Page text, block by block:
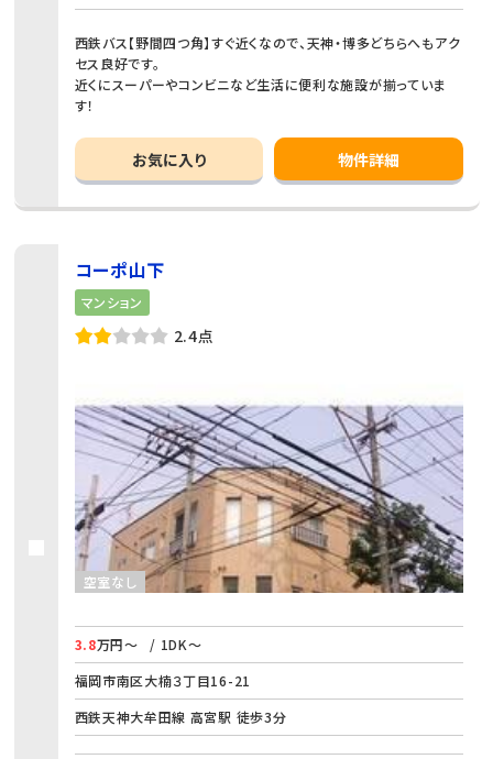
西鉄バス【野間四つ角】すぐ近くなので、天神・博多どちらへもアク
セス良好です。
近くにスーパーやコンビニなど生活に便利な施設が揃っていま
す！
お気に入り 物件詳細
コーポ山下
マンション
2.4点
空室なし
3.8万円～
/ 1DK～
福岡市南区大楠３丁目16-21
西鉄天神大牟田線 高宮駅 徒歩3分